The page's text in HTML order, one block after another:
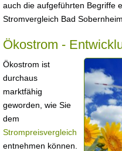
auch die aufgeführten Begriffe
Stromvergleich Bad
Ökostrom -
Ökostrom ist
durchaus
marktfähig
geworden, wie Sie
dem
Strompreisvergleich
entnehmen können.